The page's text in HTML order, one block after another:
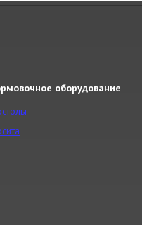
оборудование